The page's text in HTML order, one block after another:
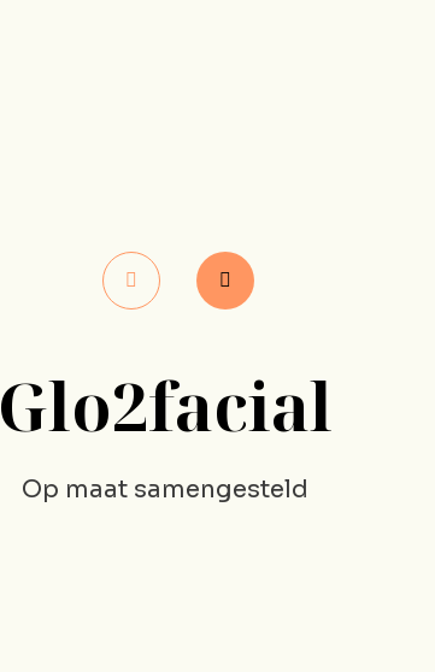
Glo2facial
Op maat samengesteld